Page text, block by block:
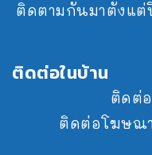
ติดตามกันมาตั้งแต่
ติดต่อในบ้าน
ติดต่
ติดต่อโฆษณ